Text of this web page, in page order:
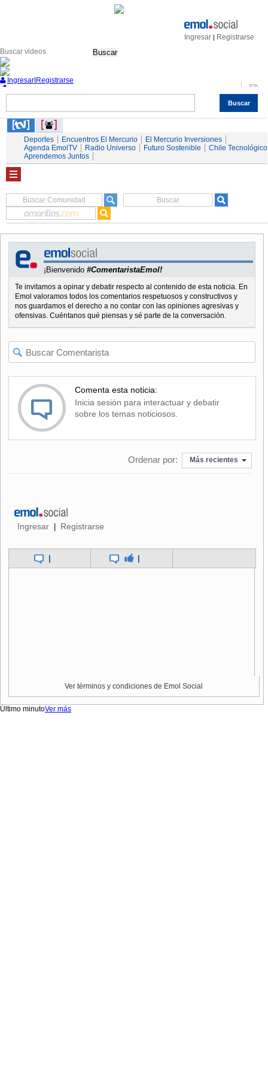
Ingresar | Registrarse
Buscar
Buscar
Ingresar Registrarse
Servicios
Deportes Encuentros El Mercurio
El Mercurio Inversiones
Agenda EmolTV
Radio Universo Futuro Sostenible
Chile Tecnológico
Aprendemos Juntos
¡Bienvenido #ComentaristaEmol!
Te invitamos a opinar y debatir respecto al contenido de esta noticia. En
Emol valoramos todos los comentarios respetuosos y constructivos y
nos guardamos el derecho a no contar con las opiniones agresivas y
ofensivas. Cuéntanos qué piensas y sé parte de la conversación.
Comenta esta noticia:
Inicia sesión para interactuar y debatir
sobre los temas noticiosos.
Ordenar por: Más recientes
Ingresar | Registrarse
| |
Ver términos y condiciones de Emol Social
Último minutoVer más